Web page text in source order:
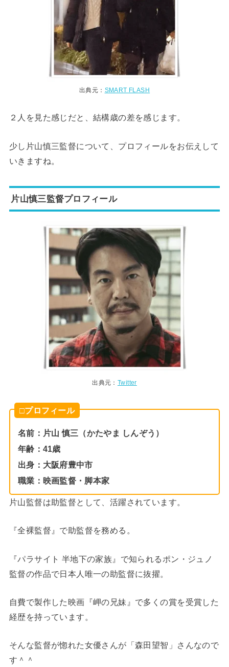
出典元： SMART FLASH
２人を見た感じだと、結構歳の差を感じます。
少し片山慎三監督について、プロフィールをお伝えして
いきますね。
片山慎三監督プロフィール
出典元： Twitter
□プロフィール
名前：片山 慎三（かたやま しんぞう）
年齢：41歳
出身：大阪府豊中市
職業：映画監督・脚本家
片山監督は助監督として、活躍されています。
『全裸監督』で助監督を務める。
『パラサイト 半地下の家族』で知られるポン・ジュノ
監督の作品で日本人唯一の助監督に抜擢。
自費で製作した映画『岬の兄妹』で多くの賞を受賞した
経歴を持っています。
そんな監督が惚れた女優さんが「森田望智」さんなので
す＾＾